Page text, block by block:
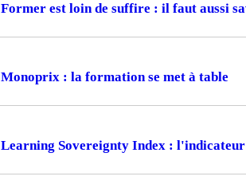
Former est loin de suffire : il faut aussi
Monoprix : la formation se met à table
Learning Sovereignty Index :